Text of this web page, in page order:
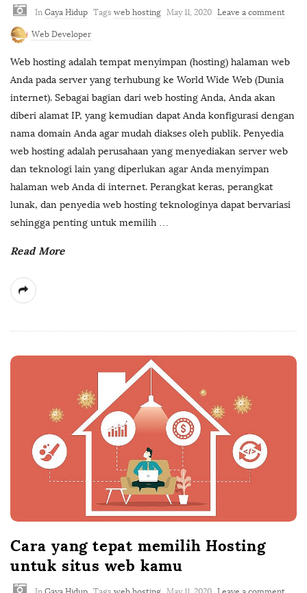
In Gaya Hidup Tags web hosting May 11, 2020 Leave a comment
Web Developer
Web hosting adalah tempat menyimpan (hosting) halaman web
Anda pada server yang terhubung ke World Wide Web (Dunia
internet). Sebagai bagian dari web hosting Anda, Anda akan
diberi alamat IP, yang kemudian dapat Anda konfigurasi dengan
nama domain Anda agar mudah diakses oleh publik. Penyedia
web hosting adalah perusahaan yang menyediakan server web
dan teknologi lain yang diperlukan agar Anda menyimpan
halaman web Anda di internet. Perangkat keras, perangkat
lunak, dan penyedia web hosting teknologinya dapat bervariasi
sehingga penting untuk memilih …
Read More
Cara yang tepat memilih Hosting
untuk situs web kamu